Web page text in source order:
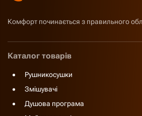
Комфорт починається з правильного
Каталог товарів
Рушникосушки
Змішувачі
Душова програма